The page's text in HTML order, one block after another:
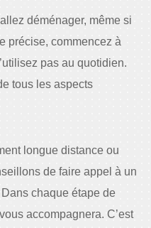
déménager, même si
précise, commencez à
pas au quotidien.
tous les aspects
longue distance ou
de faire appel à un
chaque étape de
accompagnera. C’est